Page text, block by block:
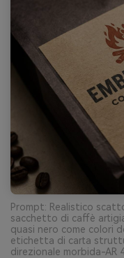
Prompt: Realistico
sacchetto di caffè
quasi nero come colori
etichetta di carta
direzionale morbida-AR